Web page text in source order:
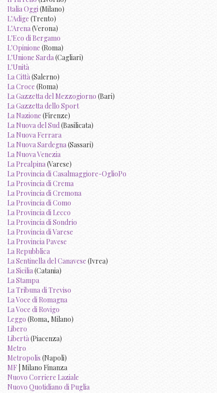
Italia Oggi(Milano)
L'Adige (Trento)
L'Arena(Verona)
L'Eco di Bergamo
L'Opinione (Roma)
L'Unione Sarda(Cagliari)
L'Unità
La Città(Salerno)
La Croce (Roma)
La Gazzetta del Mezzogiorno (Bari)
La Gazzetta dello Sport
La Nazione (Firenze)
La Nuova del Sud(Basilicata)
La Nuova Ferrara
La Nuova Sardegna(Sassari)
La Nuova Venezia
La Prealpina(Varese)
La Provincia di Casalmaggiore-OglioPo
La Provincia di Crema
La Provincia di Cremona
La Provincia di Como
La Provincia di Lecco
La Provincia di Sondrio
La Provincia di Varese
La Provincia Pavese
La Repubblica
La Sentinella del Canavese (Ivrea)
La Sicilia(Catania)
La Stampa
La Tribuna di Treviso
La Voce di Romagna
La Voce di Rovigo
Leggo (Roma, Milano)
Libero
Libertà(Piacenza)
Metro
Metropolis (Napoli)
MF | Milano Finanza
Nuovo Corriere Laziale
Nuovo Quotidiano di Puglia